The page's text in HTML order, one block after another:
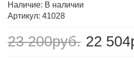
Наличие: В наличии
Артикул: 41028
23 200руб. 22